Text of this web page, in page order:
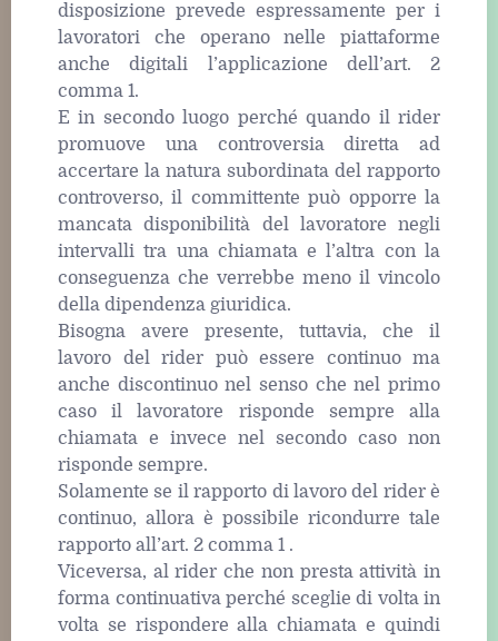
disposizione prevede espressamente per i
lavoratori che operano nelle piattaforme
anche digitali l’applicazione dell’art. 2
comma 1.
E in secondo luogo perché quando il rider
promuove una controversia diretta ad
accertare la natura subordinata del rapporto
controverso, il committente può opporre la
mancata disponibilità del lavoratore negli
intervalli tra una chiamata e l’altra con la
conseguenza che verrebbe meno il vincolo
della dipendenza giuridica.
Bisogna avere presente, tuttavia, che il
lavoro del rider può essere continuo ma
anche discontinuo nel senso che nel primo
caso il lavoratore risponde sempre alla
chiamata e invece nel secondo caso non
risponde sempre.
Solamente se il rapporto di lavoro del rider è
continuo, allora è possibile ricondurre tale
rapporto all’art. 2 comma 1 .
Viceversa, al rider che non presta attività in
forma continuativa perché sceglie di volta in
volta se rispondere alla chiamata e quindi